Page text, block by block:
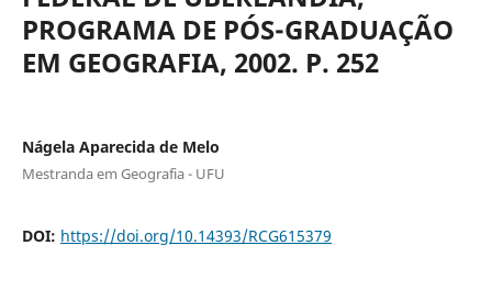
PROGRAMA DE PÓS-GRADUAÇÃO
EM GEOGRAFIA, 2002. P. 252
Nágela Aparecida de Melo
Mestranda em Geografia - UFU
DOI: https://doi.org/10.14393/RCG615379